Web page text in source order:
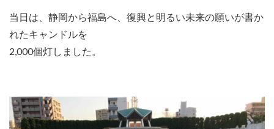
当日は、静岡から福島へ、復興と明るい未来の願いが書か
れたキャンドルを
2,000個灯しました。